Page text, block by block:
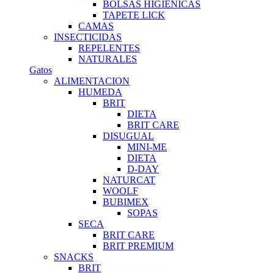
BOLSAS HIGIÉNICAS
TAPETE LICK
CAMAS
INSECTICIDAS
REPELENTES
NATURALES
Gatos
ALIMENTACION
HUMEDA
BRIT
DIETA
BRIT CARE
DISUGUAL
MINI-ME
DIETA
D-DAY
NATURCAT
WOOLF
BUBIMEX
SOPAS
SECA
BRIT CARE
BRIT PREMIUM
SNACKS
BRIT